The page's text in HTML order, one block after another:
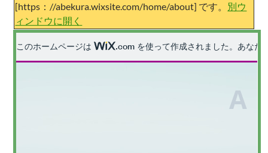
[https：//abekura.wixsite.com/home/about] です。 別ウ
ィンドウに開く